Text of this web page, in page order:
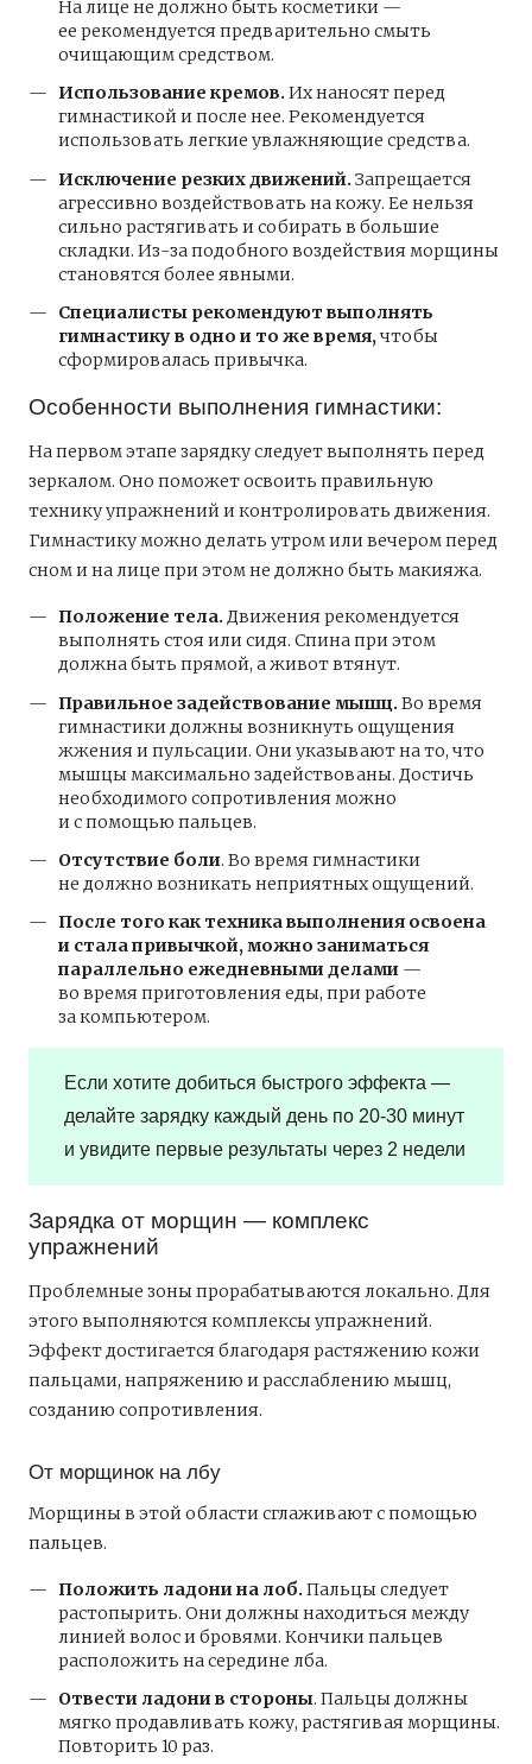
На лице не должно быть косметики —
ее рекомендуется предварительно смыть
очищающим средством.
Использование кремов.Их наносят перед
гимнастикой и после нее. Рекомендуется
использовать легкие увлажняющие средства.
Исключение резких движений.Запрещается
агрессивно воздействовать на кожу. Ее нельзя
сильно растягивать и собирать в большие
складки. Из-за подобного воздействия морщины
становятся более явными.
Специалисты рекомендуют выполнять
гимнастику в одно и то же время,чтобы
сформировалась привычка.
Особенности выполнения гимнастики:
На первом этапе зарядку следует выполнять перед
зеркалом. Оно поможет освоить правильную
технику упражнений и контролировать движения.
Гимнастику можно делать утром или вечером перед
сном и на лице при этом не должно быть макияжа.
Положение тела.Движения рекомендуется
выполнять стоя или сидя. Спина при этом
должна быть прямой, а живот втянут.
Правильное задействование мышц.Во время
гимнастики должны возникнуть ощущения
жжения и пульсации. Они указывают на то, что
мышцы максимально задействованы. Достичь
необходимого сопротивления можно
и с помощью пальцев.
Отсутствие боли. Во время гимнастики
не должно возникать неприятных ощущений.
После того как техника выполнения освоена
и стала привычкой, можно заниматься
параллельно ежедневными делами —
во время приготовления еды, при работе
за компьютером.
Если хотите добиться быстрого эффекта —
делайте зарядку каждый день по 20-30 минут
и увидите первые результаты через 2 недели
Зарядка от морщин — комплекс
упражнений
Проблемные зоны прорабатываются локально. Для
этого выполняются комплексы упражнений.
Эффект достигается благодаря растяжению кожи
пальцами, напряжению и расслаблению мышц,
созданию сопротивления.
От морщинок на лбу
Морщины в этой области сглаживают с помощью
пальцев.
Положить ладони на лоб.Пальцы следует
растопырить. Они должны находиться между
линией волос и бровями. Кончики пальцев
расположить на середине лба.
Отвести ладони в стороны. Пальцы должны
мягко продавливать кожу, растягивая морщины.
Повторить 10 раз.